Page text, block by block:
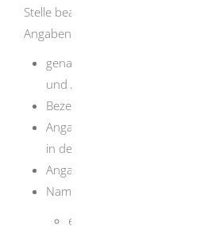
Stelle beantragen. Ihr Antrag
Angaben enthalten:
genaue Bezeichnung der
und Angaben zur Rechtsform
Bezeichnung der
Angaben zu den mit der
in der Betriebsstätte
Angaben zu
Name, Telefon- und
einer sachkundigen